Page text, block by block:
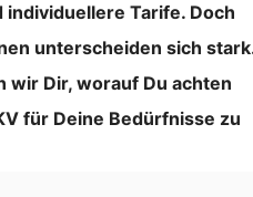
Tarife. Doch
unterscheiden sich
wir Dir, worauf Du achten
für Deine Bedürfnisse zu